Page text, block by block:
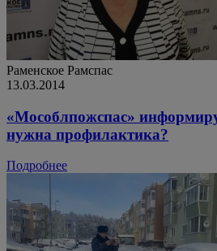
Раменское Рамспас
13.03.2014
«Мособлпожспас»
нужна профилактика?
Подробнее